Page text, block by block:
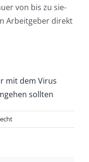
von bis zu sie­
Arbeit­ge­ber direkt
mit dem Virus
sollten